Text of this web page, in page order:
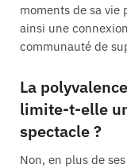
moments de sa
ainsi une
communauté de
La
limite-t-elle
spectacle ?
Non, en plus de